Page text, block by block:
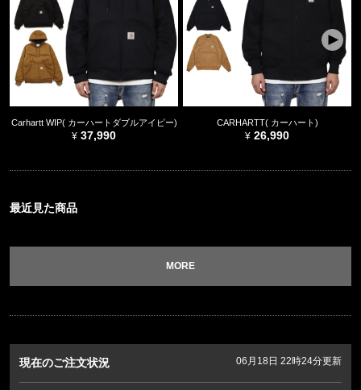
Carhartt WIP( カーハートダブルアイピー)
37,990
CARHARTT( カーハート)
26,990
最近見た商品
MORE
現在のご注文状況 06月18日 22時24分更新